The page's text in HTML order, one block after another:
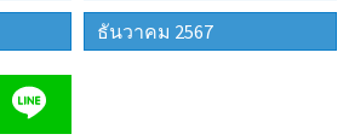
ธันวาคม 2567